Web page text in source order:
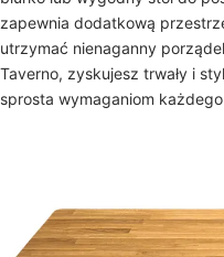
zapewnia dodatkową
utrzymać nienaganny
Taverno, zyskujesz trwały i
sprosta wymaganiom